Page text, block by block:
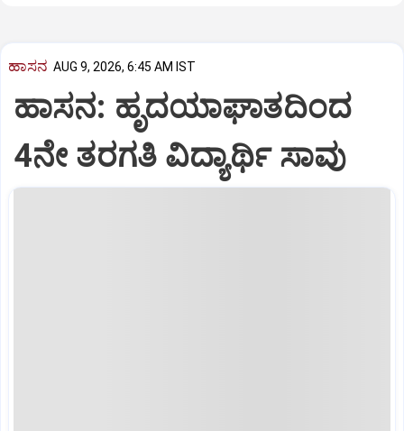
ಹಾಸನ AUG 9, 2026, 6:45 AM IST
ಹಾಸನ: ಹೃದಯಾಘಾತದಿಂದ
4ನೇ ತರಗತಿ ವಿದ್ಯಾರ್ಥಿ ಸಾವು